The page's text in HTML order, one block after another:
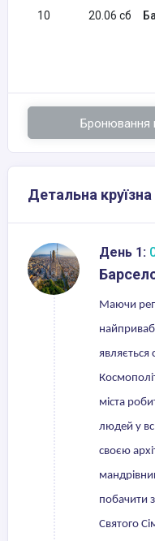
10 20.06 сб
Бронювання
Детальна
День 1:
Маючи
являється
міста
людей у
своєю
побачити
Святого